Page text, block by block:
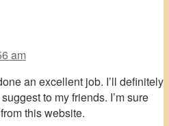
am
an excellent job. I’ll definitely
to my friends. I’m sure
this website.